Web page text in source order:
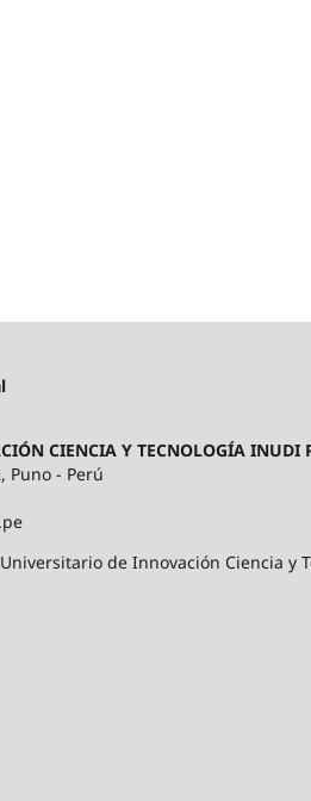
CIENCIA Y TECNOLOGÍA INUDI
Puno - Perú
de Innovación Ciencia